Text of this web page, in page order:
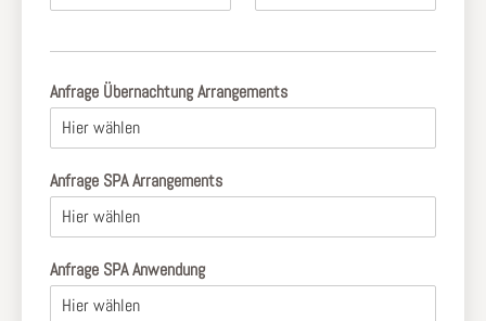
Anfrage Übernachtung Arrangements
Anfrage SPA Arrangements
Anfrage SPA Anwendung